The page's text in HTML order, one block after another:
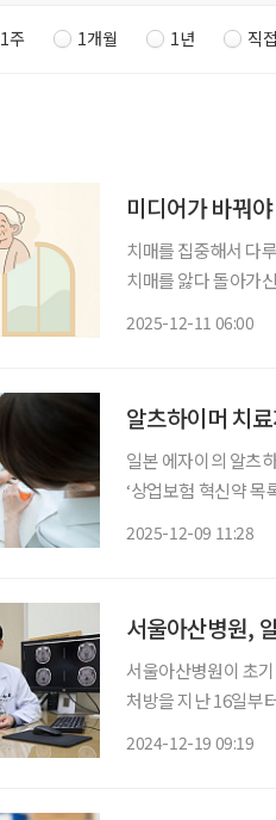
1주 1개월 1년 직
미디어가 바꿔
치매를 집중해서 다루는 언론
치매를 앓다 돌아가
2025-12-11 06:00
알츠하이머 치
일본 에자이의 알츠
‘상업보험 혁신약
2025-12-09 11:28
서울아산병원,
서울아산병원이 초
처방을 지난 16일부
2024-12-19 09:19